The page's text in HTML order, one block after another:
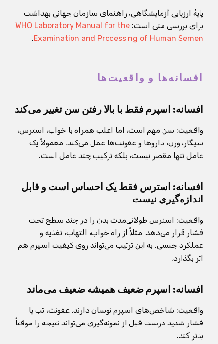
پایهٔ ارزیابی آزمایشگاهی، راهنمای سازمان جهانی بهداشت
برای بررسی منی است: WHO Laboratory Manual for the
Examination and Processing of Human Semen
.
افسانه‌ها و واقعیت‌ها
افسانه: اسپرم فقط با بالا رفتن سن تغییر می‌کند
واقعیت: سن مهم است، اما اغلب همراه با خواب، استرس،
سیگار، وزن، داروها و عفونت‌ها عمل می‌کند. معمولاً یک
عامل تنها مقصر نیست، بلکه ترکیب چند عامل است.
افسانه: استرس فقط یک احساس است و قابل
اندازه‌گیری نیست
واقعیت: استرس طولانی‌مدت بدن را در چند سطح تحت
فشار قرار می‌دهد، مثلاً از راه خواب، التهاب، تغذیه و
عملکرد جنسی. به این ترتیب می‌تواند روی کیفیت اسپرم هم
اثر بگذارد.
افسانه: اسپرم ضعیف همیشه ضعیف می‌ماند
واقعیت: شاخص‌های اسپرم نوسان دارند. عفونت، تب یا
فشار شدید درست قبل از نمونه‌گیری می‌تواند نتیجه را موقتاً
بدتر کند.